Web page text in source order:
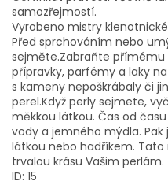
samozřejmostí.
Vyrobeno mistry
Před sprchováním nebo
sejměte.Zabraňte
přípravky, parfémy a laky
s kameny nepoškrábaly či
perel.Když perly sejmete,
měkkou látkou. Čas od
vody a jemného mýdla.
látkou nebo hadříkem.
trvalou krásu Vašim perlám.
ID: 15